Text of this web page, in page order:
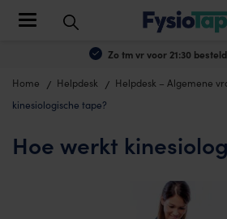
Zo tm vr voor 21:30
Toggle navigation
Home Helpdesk Helpdesk – Algemene
kinesiologische tape?
Hoe werkt